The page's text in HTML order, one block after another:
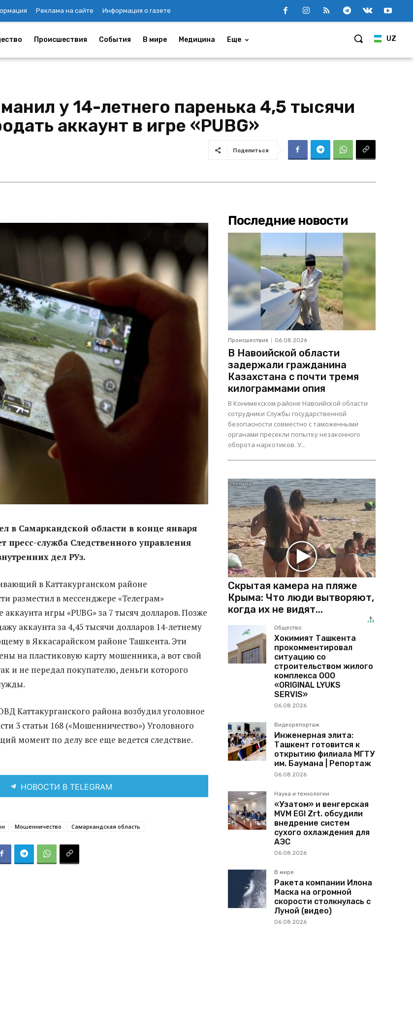
Реклама на сайте Информация о газете
UZ
Происшествия События В мире Медицина Еще
у 14-летнего паренька 4,5 тысячи
аккаунт в игре «PUBG»
Поделиться
в Самаркандской области в конце января
пресс-служба Следственного управления
дел РУз.
в Каттакурганском районе
разместил в мессенджере «Телеграм»
игры «PUBG» за 7 тысяч долларов. Позже
аккаунта за 4,45 тысячи долларов 14-летнему
в Яккасарайском районе Ташкента. Эти
на пластиковую карту мошенника, а вот свой
и не передал покупателю, деньги которого
Каттакурганского района возбудил уголовное
3 статьи 168 («Мошенничество») Уголовного
момент по делу все еще ведется следствие.
НОВОСТИ В TELEGRAM
Мошенничество Самаркандская область
Последние новости
Происшествия 06.08.2026
В Навоийской области
задержали гражданина
Казахстана с почти тремя
килограммами опия
В Конимехском районе Навоийской области
сотрудники Службы государственной
безопасности совместно с таможенными
органами пресекли попытку незаконного
оборота наркотиков. У...
Скрытая камера на пляже
Крыма: Что люди вытворяют,
когда их не видят...
Общество
Хокимият Ташкента
прокомментировал
ситуацию со
строительством жилого
комплекса ООО
«ORIGINAL LYUKS
SERVIS»
06.08.2026
Видеорепортаж
Инженерная элита:
Ташкент готовится к
открытию филиала МГТУ
им. Баумана | Репортаж
06.08.2026
Наука и технологии
«Узатом» и венгерская
MVM EGI Zrt. обсудили
внедрение систем
сухого охлаждения для
АЭС
06.08.2026
В мире
Ракета компании Илона
Маска на огромной
скорости столкнулась с
Луной (видео)
06.08.2026